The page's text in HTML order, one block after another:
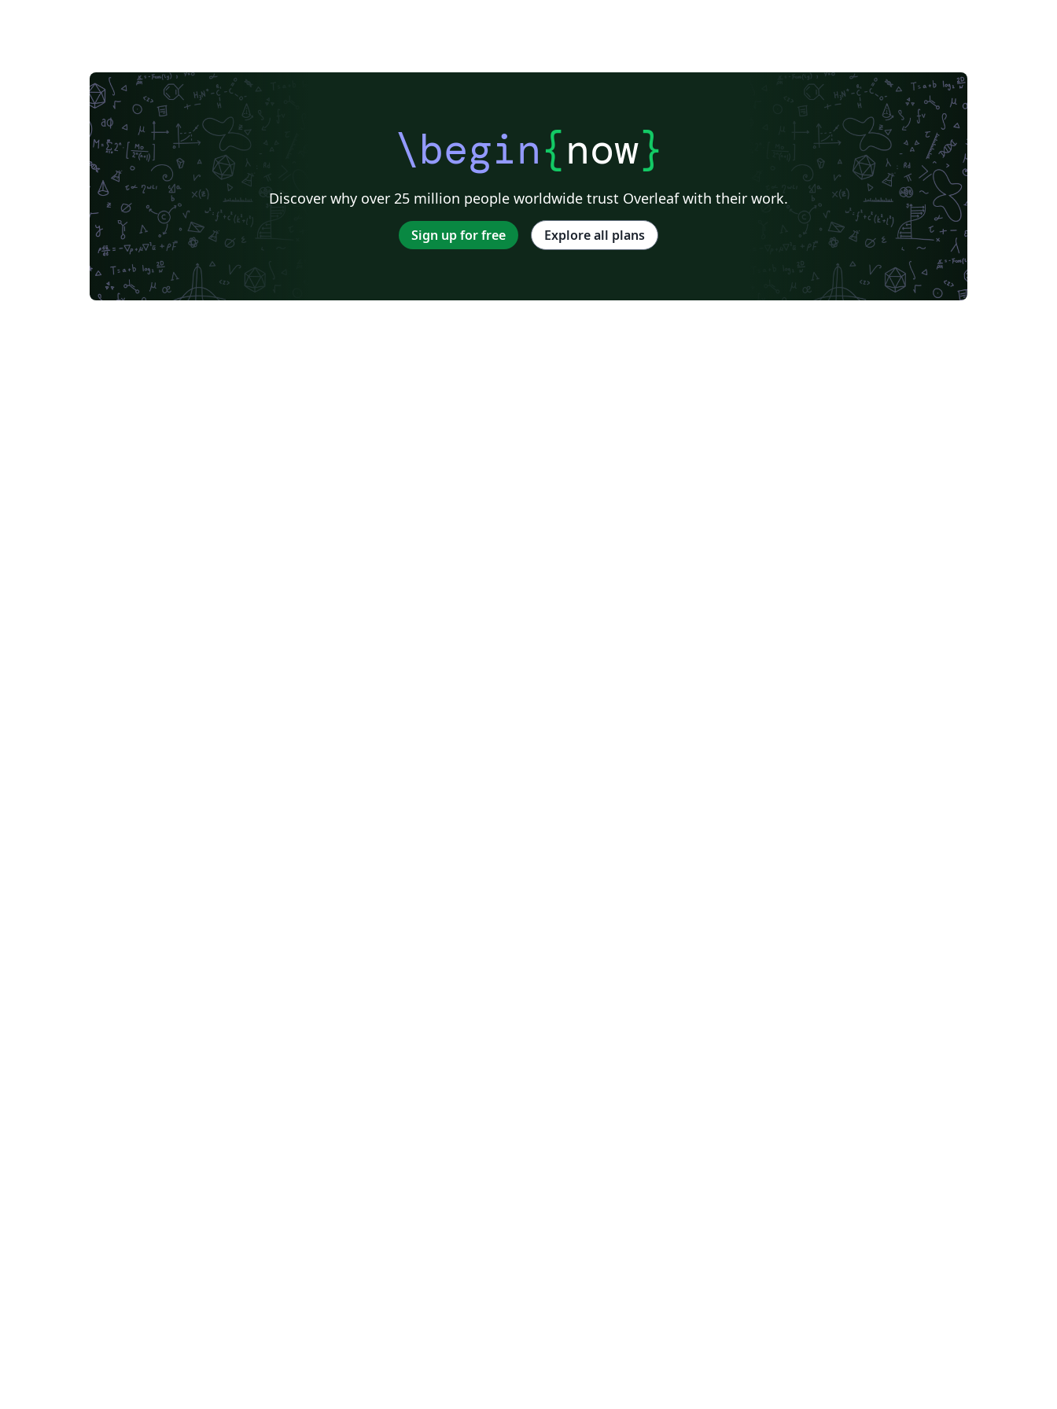
\begin{now}
Discover why over 25 million people worldwide trust Overleaf with their work.
Sign up for free Explore all plans